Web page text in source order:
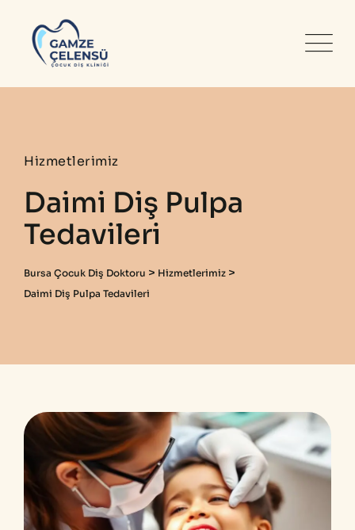
Hizmetlerimiz
Daimi Diş Pulpa
Tedavileri
Bursa Çocuk Diş Doktoru > Hizmetlerimiz >
Daimi Diş Pulpa Tedavileri